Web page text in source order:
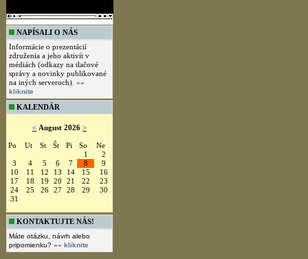
NAPÍSALI O NÁS
Informácie o prezentácií
združenia a jeho aktivít v
médiách (odkazy na tlačové
správy a novinky publikované
na iných serveroch). »»
kliknite
KALENDÁR
< August 2026 >
Po Ut St Št Pi So
Ne
1
2
3
4 5 6 7 8
9
10
11 12 13 14 15
16
17
18 19 20 21 22
23
24
25 26 27 28 29
30
31
KONTAKTUJTE NÁS!
Máte otázku, návrh alebo
pripomienku? »» kliknite